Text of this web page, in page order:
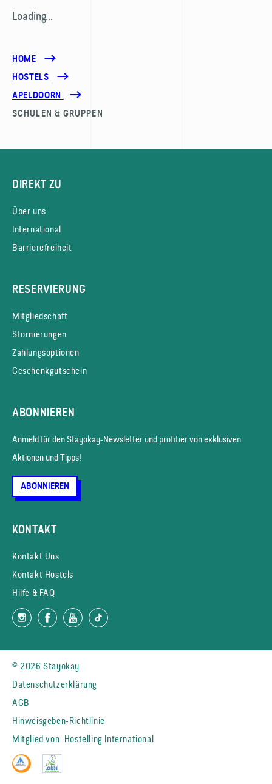
Loading...
HOME
HOSTELS
APELDOORN
SCHULEN & GRUPPEN
DIREKT ZU
Über uns
International
Barrierefreiheit
RESERVIERUNG
Mitgliedschaft
Stornierungen
Zahlungsoptionen
Geschenkgutschein
ABONNIEREN
Anmeld für den Stayokay-News­letter und profitier von exklusiven
Aktionen und Tipps!
ABONNIEREN
KONTAKT
Kontakt Uns
Kontakt Hostels
Hilfe & FAQ
© 2026 Stayokay
Datenschutzerklärung
AGB
Hinweisgeben-Richtlinie
Mitglied von Hostelling International